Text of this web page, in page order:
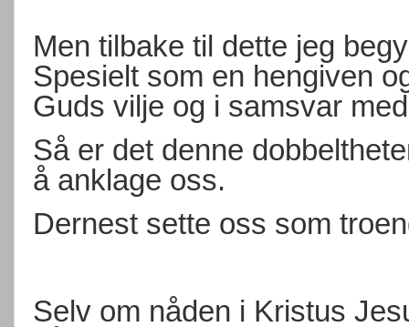
Men tilbake til dette jeg
Spesielt som en hengiven
Guds vilje og i samsvar
Så er det denne
å anklage oss.
Dernest sette oss som
Selv om nåden i Kristus